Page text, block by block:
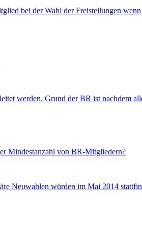
bei der Wahl der Freistellungen
werden. Grund der BR ist nachdem
Mindestanzahl von BR-Mitgliedern?
Neuwahlen würden im Mai 2014